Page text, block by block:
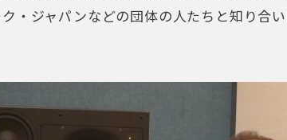
・ジャパンなどの団体の人たちと知り合い